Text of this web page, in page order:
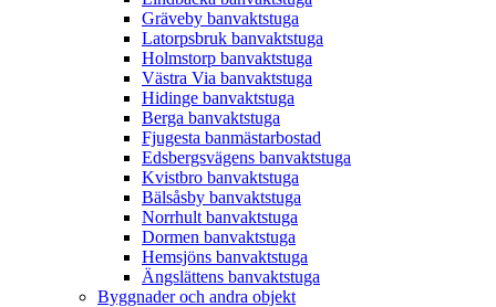
Gräveby banvaktstuga
Latorpsbruk banvaktstuga
Holmstorp banvaktstuga
Västra Via banvaktstuga
Hidinge banvaktstuga
Berga banvaktstuga
Fjugesta banmästarbostad
Edsbergsvägens banvaktstuga
Kvistbro banvaktstuga
Bälsåsby banvaktstuga
Norrhult banvaktstuga
Dormen banvaktstuga
Hemsjöns banvaktstuga
Ängslättens banvaktstuga
Byggnader och andra objekt